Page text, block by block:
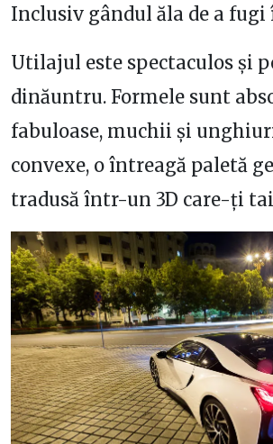
Inclusiv gândul ăla de a fugi
Utilajul este spectaculos și
dinăuntru. Formele sunt
fabuloase, muchii și
convexe, o întreagă paletă
tradusă într-un 3D care-ți